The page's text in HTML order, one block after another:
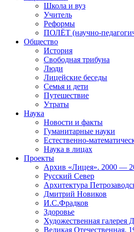
Школа и вуз
Учитель
Реформы
ПОЛЁТ (научно-
Общество
История
Свободная трибуна
Люди
Лицейские беседы
Семья и дети
Путешествие
Утраты
Наука
Новости и факты
Гуманитарные науки
Естественно-
Наука в лицах
Проекты
Архив «Лицея». 2000 —
Русский Север
Архитектура
Дмитрий Новиков
И.С.Фрадков
Здоровье
Художественная галерея
Великая Отечественная.